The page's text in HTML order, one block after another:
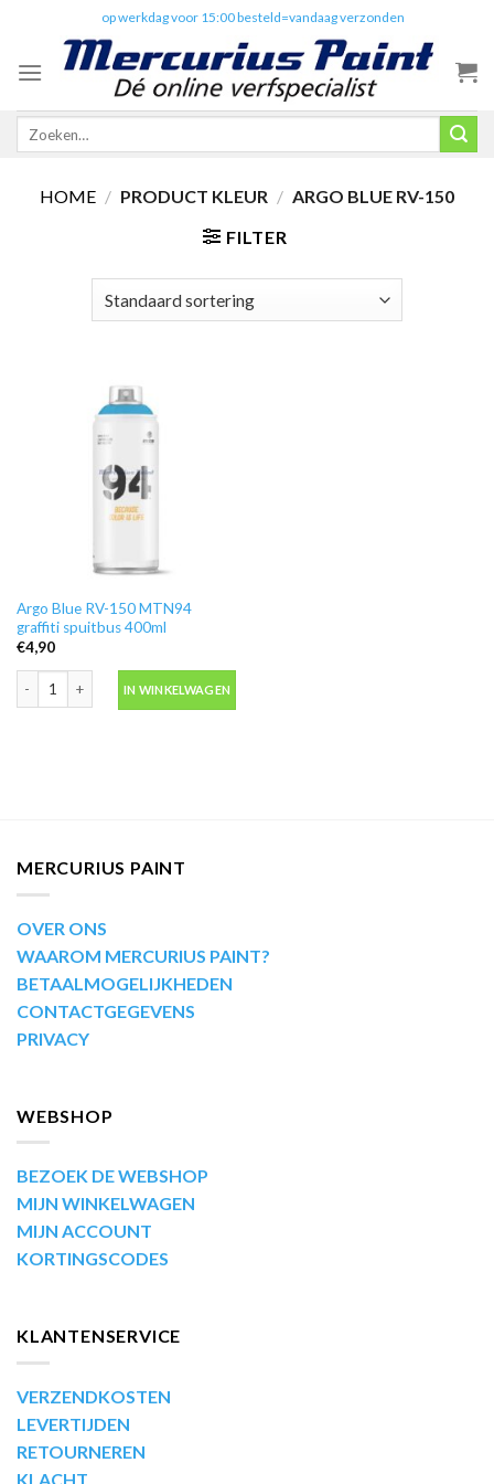
content
op werkdag voor 15:00 besteld=vandaag verzonden
Zoeken
HOME / PRODUCT KLEUR / ARGO BLUE RV-150
FILTER
Argo Blue RV-150 MTN94
graffiti spuitbus 400ml
€4,90
IN WINKELWAGEN
MERCURIUS PAINT
OVER ONS
WAAROM MERCURIUS PAINT?
BETAALMOGELIJKHEDEN
CONTACTGEGEVENS
PRIVACY
WEBSHOP
BEZOEK DE WEBSHOP
MIJN WINKELWAGEN
MIJN ACCOUNT
KORTINGSCODES
KLANTENSERVICE
VERZENDKOSTEN
LEVERTIJDEN
RETOURNEREN
KLACHT